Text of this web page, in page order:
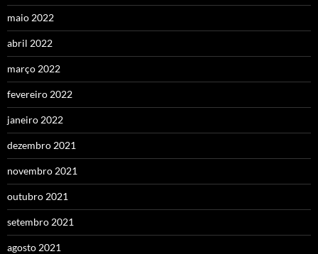
maio 2022
abril 2022
março 2022
fevereiro 2022
janeiro 2022
dezembro 2021
novembro 2021
outubro 2021
setembro 2021
agosto 2021